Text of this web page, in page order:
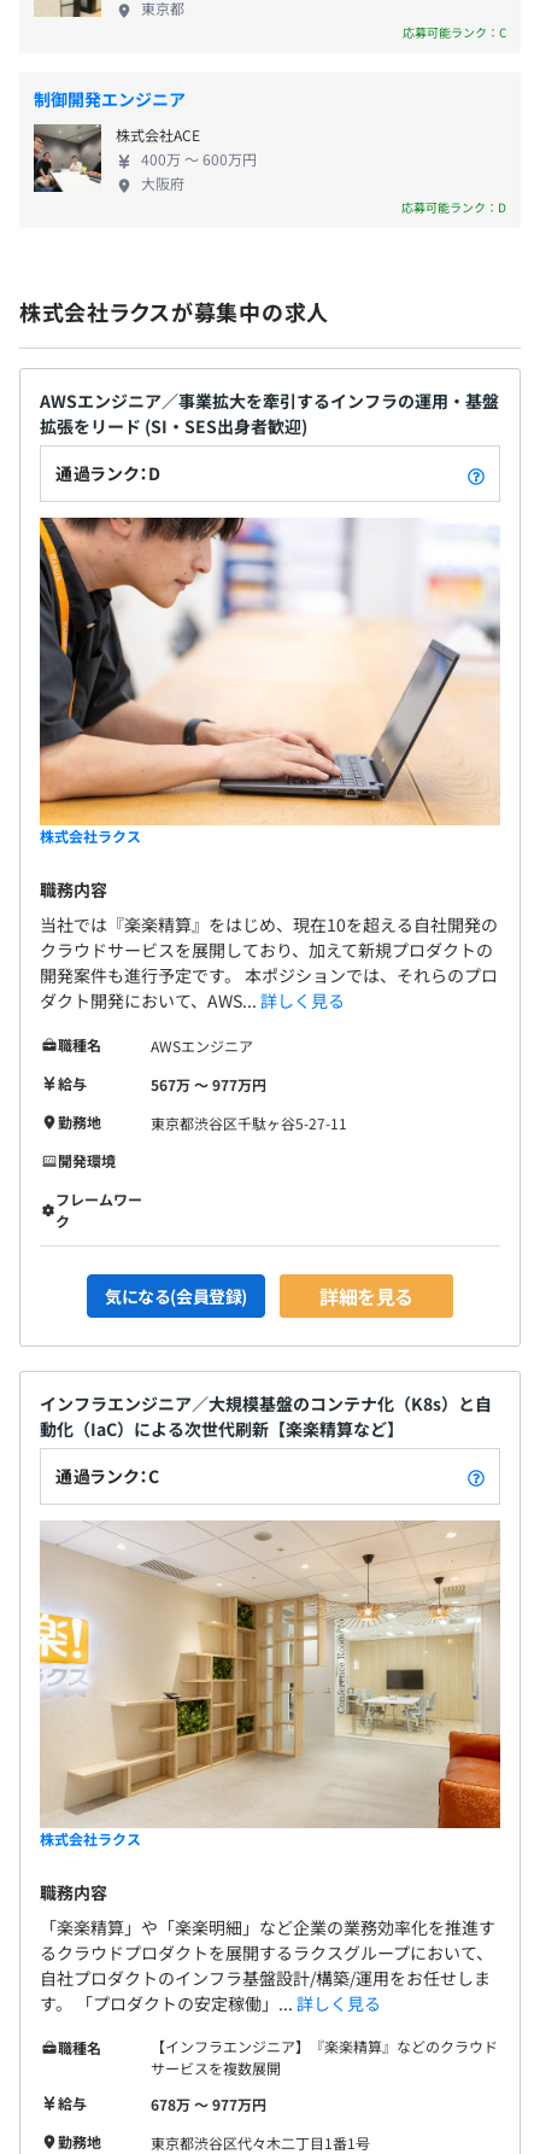
■楽楽勤怠…勤怠管理・給与計算システム
■楽楽自動応対…メール共有・管理に特化したメールグル
ープウェア
（https://www.maildealer.jp/
■Curumeru（クルメル）…複数拠点向けメール配信シス
■楽楽メールマーケティング…メルマガ配信、一斉メール
https://www.hai2mail.jp/）
・会社としてスキルアップのためのセルフラーニングを推
奨しています。
・エンジニアはセルフラーニングの成果を共有するための
社内勉強会を定期的に実施。熟練エンジニアは、若手、中
堅のエンジニア向けの勉強会を実施して、次世代のエンジ
ニア育成を図っています。また、社外の勉強会、セミナー
への参加も推奨しており、半年で最低2回、年間でトータ
ル4回以上の参加を推奨しています。
・通信教育コース受講補助
・豊富な社内蔵書（希望する技術書を購入可）
PC：ノートPC（Windows or Mac選択可能）
ディスプレイ：ワイドディスプレイ2台支給
・総勢10数名のメンバーがおり、役割毎に数名単位のチ
ームが存在しております。
・スクラムに近い体制を敷いており、スプリント開発をお
こなっております。
【開発チームの雰囲気】
・多様な役割に一緒にチャレンジしてくれる上司、先輩、
・人と成長を大事にする社風なので、前向きなメンバーが
集まっています。
・品質にはこだわりますが、同時に無駄なことはしないと
決めているので、バランスを保った開発をおこなえます。
・自分の意見をサービスに反映させることもできるため、
今までとは異なる役割にもチャレンジできます。
【開発環境】
・利用言語：PHP、 PL/pgSQL
・ミドルウェア：Apache、Postfix
・フレームワーク・ライブラリ：Zend Framework、
Sass、 jQuery
・開発環境：ノートPC・ワイドディスプレイ2台支給
（Windows or Mac選択可能）
・IDE：PhpStorm
・コードレビュー：Pull Request ベース（GitLabの
MergeRequest使用）でのコードレビュー
・手法：ウォーターフォール
・バージョン管理システム：GitLab
・チケット管理システム：Googleスプレッドシート、販
売での楽楽販売でのタスク管理
∟子どもの看護や検診等のための休暇を付与（※子ども1
◎平均休暇取得年間10日以上
・赴任手当
・出張手当
・深夜特別手当
・単身赴任手当
・家族手当
∟子1人3万円／月、2人 5万円／月、3人以上 6万円／月を
18歳まで支給（※アシスタントマネジャー、管理職は支給
対象外）
※管理職は年俸制のため除きます
昇給：年1回（5月）
年金）
6カ月（条件などの変更はありません）
り、6回選出企業として表彰されました。
東京都
応募可能ランク：C
制御開発エンジニア
株式会社ACE
400万 〜 600万円
大阪府
応募可能ランク：D
株式会社ラクスが募集中の求人
AWSエンジニア／事業拡大を牽引するインフラの運用・基盤
拡張をリード (SI・SES出身者歓迎)
通過ランク：D
株式会社ラクス
職務内容
当社では『楽楽精算』をはじめ、現在10を超える自社開発の
クラウドサービスを展開しており、加えて新規プロダクトの
開発案件も進行予定です。 本ポジションでは、それらのプロ
ダクト開発において、AWS... 詳しく見る
職種名
AWSエンジニア
給与
567万 〜 977万円
勤務地
東京都渋谷区千駄ヶ谷5-27-11
開発環境
フレームワー
ク
気になる(会員登録) 詳細を見る
インフラエンジニア／大規模基盤のコンテナ化（K8s）と自
動化（IaC）による次世代刷新【楽楽精算など】
通過ランク：C
株式会社ラクス
職務内容
「楽楽精算」や「楽楽明細」など企業の業務効率化を推進す
るクラウドプロダクトを展開するラクスグループにおいて、
自社プロダクトのインフラ基盤設計/構築/運用をお任せしま
す。 「プロダクトの安定稼働」... 詳しく見る
職種名
【インフラエンジニア】『楽楽精算』などのクラウド
サービスを複数展開
給与
678万 〜 977万円
勤務地
東京都渋谷区代々木二丁目1番1号